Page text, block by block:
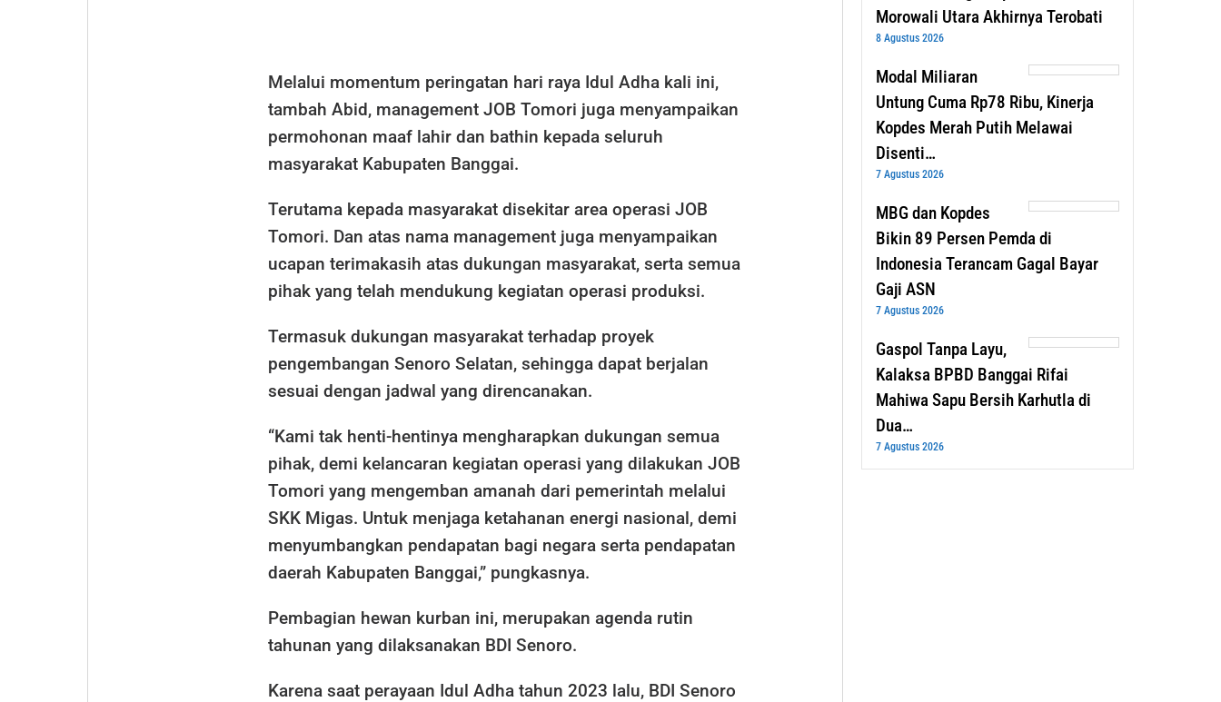
Melalui momentum peringatan hari raya Idul Adha kali ini,
tambah Abid, management JOB Tomori juga menyampaikan
permohonan maaf lahir dan bathin kepada seluruh
masyarakat Kabupaten Banggai.
Terutama kepada masyarakat disekitar area operasi JOB
Tomori. Dan atas nama management juga menyampaikan
ucapan terimakasih atas dukungan masyarakat, serta semua
pihak yang telah mendukung kegiatan operasi produksi.
Termasuk dukungan masyarakat terhadap proyek
pengembangan Senoro Selatan, sehingga dapat berjalan
sesuai dengan jadwal yang direncanakan.
“Kami tak henti-hentinya mengharapkan dukungan semua
pihak, demi kelancaran kegiatan operasi yang dilakukan JOB
Tomori yang mengemban amanah dari pemerintah melalui
SKK Migas. Untuk menjaga ketahanan energi nasional, demi
menyumbangkan pendapatan bagi negara serta pendapatan
daerah Kabupaten Banggai,” pungkasnya.
Pembagian hewan kurban ini, merupakan agenda rutin
tahunan yang dilaksanakan BDI Senoro.
Karena saat perayaan Idul Adha tahun 2023 lalu, BDI Senoro
Morowali Utara Akhirnya Terobati
8 Agustus 2026
Modal Miliaran
Untung Cuma Rp78 Ribu, Kinerja
Kopdes Merah Putih Melawai
Disenti…
7 Agustus 2026
MBG dan Kopdes
Bikin 89 Persen Pemda di
Indonesia Terancam Gagal Bayar
Gaji ASN
7 Agustus 2026
Gaspol Tanpa Layu,
Kalaksa BPBD Banggai Rifai
Mahiwa Sapu Bersih Karhutla di
Dua…
7 Agustus 2026